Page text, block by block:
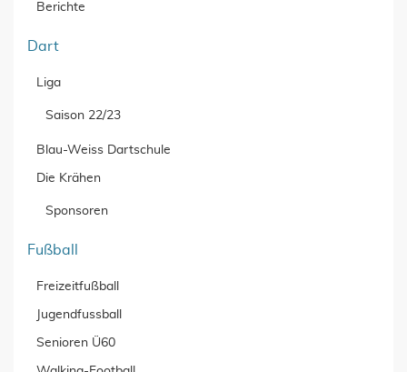
Berichte
Dart
Liga
Saison 22/23
Blau-Weiss Dartschule
Die Krähen
Sponsoren
Fußball
Freizeitfußball
Jugendfussball
Senioren Ü60